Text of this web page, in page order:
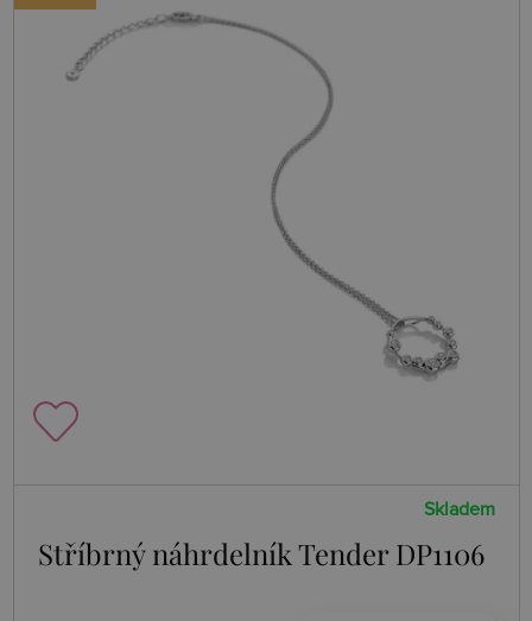
Skladem
Stříbrný náhrdelník Tender DP1106